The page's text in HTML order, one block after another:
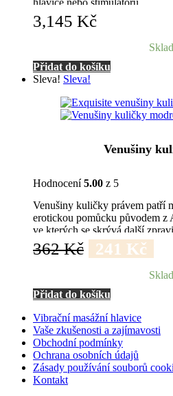
3,145 Kč
Přidat do košíku
Sleva! Sleva!
Venušiny
Hodnocení5.00 z 5
Venušiny kuličky právem patří
erotickou pomůcku původem z
ve kterých se skrývá další
pohybech narážína stěnu
záchvěvu a tedy vibraci, která je
362Kč
Původní
byla:
362 Kč.
241 Kč
Přidat do košíku
Vibrační masážní hlavice
Vaše zkušenosti a zajímavosti
Obchodní podmínky
Ochrana osobních údajů
Zásady používání souborů
Kontakt